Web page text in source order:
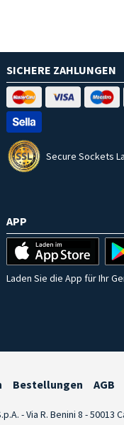
SICHERE ZAHLUNGEN
Secure Sockets
APP
Laden Sie die App für Ihr
Bestellungen AGB
- Via R. Benini 8 - 50013